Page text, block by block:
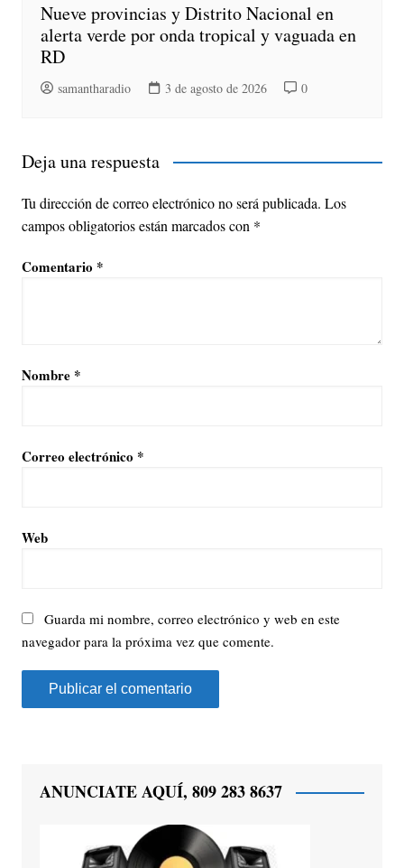
Nueve provincias y Distrito Nacional en
alerta verde por onda tropical y vaguada en
RD
samantharadio 3 de agosto de 2026 0
Deja una respuesta
Tu dirección de correo electrónico no será publicada. Los
campos obligatorios están marcados con *
Comentario *
Nombre *
Correo electrónico *
Web
Guarda mi nombre, correo electrónico y web en este
navegador para la próxima vez que comente.
ANUNCIATE AQUÍ, 809 283 8637